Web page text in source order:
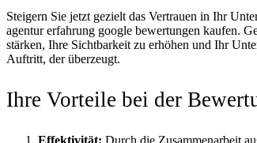
Steigern Sie jetzt gezielt das Vertrauen in Ihr
agentur erfahrung google bewertungen kaufen.
stärken, Ihre Sichtbarkeit zu erhöhen und Ihr
Auftritt, der überzeugt.
Ihre Vorteile bei der
Effektivität: Durch die Zusammenarbeit